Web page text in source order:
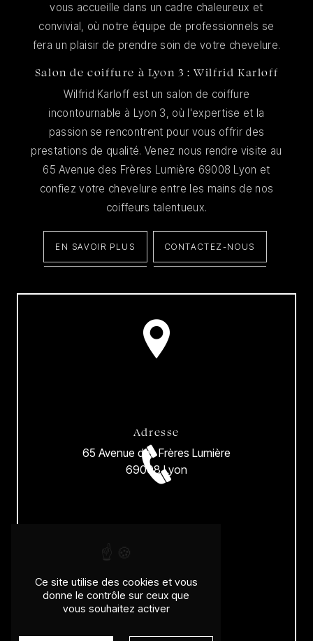
vous accueille dans un cadre chaleureux et
convivial, où notre équipe de professionnels se
fera un plaisir de prendre soin de votre chevelure.
Salon de coiffure à Lyon 3 : Wilfrid Karloff
Wilfrid Karloff est un salon de coiffure
incontournable à Lyon 3, où l'expertise et la
passion se rencontrent pour vous offrir des
prestations de qualité. Venez nous rendre visite au
65 Avenue des Frères Lumière 69008 Lyon et
confiez votre chevelure entre les mains de nos
coiffeurs talentueux.
EN SAVOIR PLUS CONTACTEZ-NOUS
Adresse
65 Avenue des Frères Lumière
69008 Lyon
04 78 00 31 96
Ce site utilise des cookies et vous
donne le contrôle sur ceux que
vous souhaitez activer